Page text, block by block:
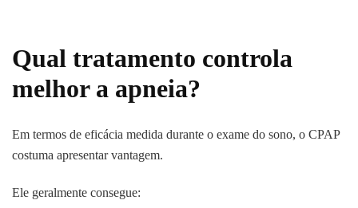
Qual tratamento controla
melhor a apneia?
Em termos de eficácia medida durante o exame do sono, o CPAP
costuma apresentar vantagem.
Ele geralmente consegue: